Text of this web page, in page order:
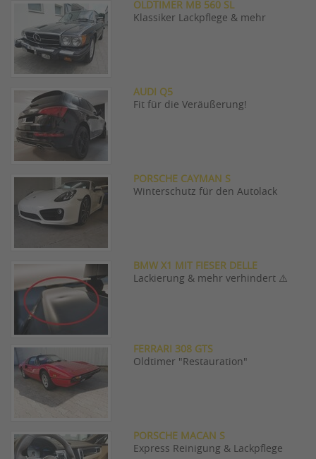
OLDTIMER MB 560 SL
Klassiker Lackpflege & mehr
AUDI Q5
Fit für die Veräußerung!
PORSCHE CAYMAN S
Winterschutz für den Autolack
BMW X1 MIT FIESER DELLE
Lackierung & mehr verhindert ⚠️
FERRARI 308 GTS
Oldtimer "Restauration"
PORSCHE MACAN S
Express Reinigung & Lackpflege